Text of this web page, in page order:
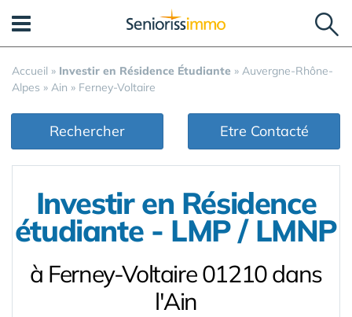
Accueil » Investir en Résidence Étudiante » Auvergne-Rhône-
Alpes » Ain » Ferney-Voltaire
Rechercher Etre Contacté
Investir en Résidence
étudiante - LMP / LMNP
à Ferney-Voltaire 01210 dans
l'Ain